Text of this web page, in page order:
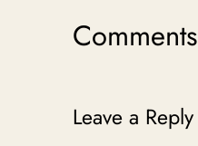
Comments
Leave a Reply